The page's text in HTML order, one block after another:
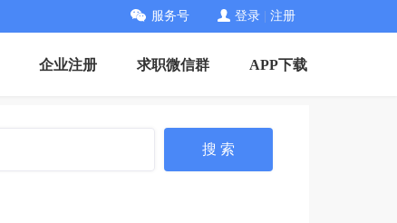
服务号 登录 注册
企业注册 求职微信群 APP下载
搜 索